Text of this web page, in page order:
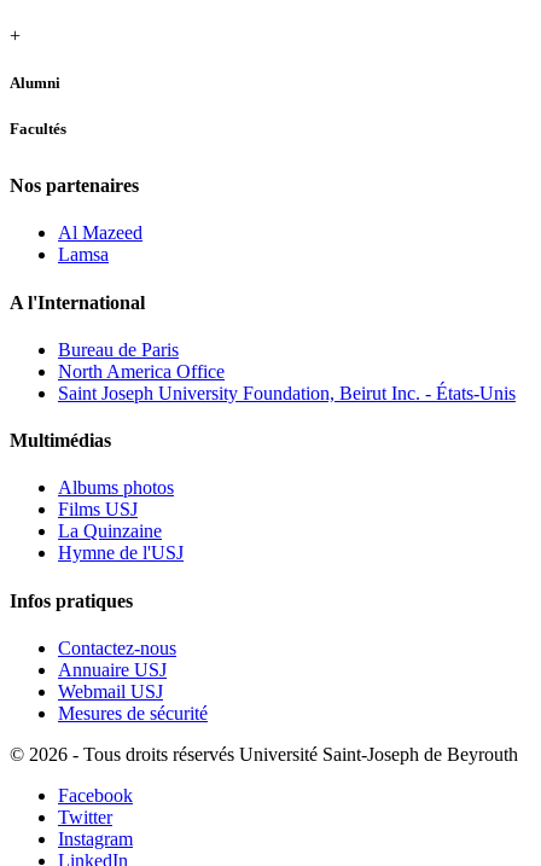
+
Alumni
Facultés
Nos partenaires
Al Mazeed
Lamsa
A l'International
Bureau de Paris
North America Office
Saint Joseph University Foundation, Beirut Inc. - États-Unis
Multimédias
Albums photos
Films USJ
La Quinzaine
Hymne de l'USJ
Infos pratiques
Contactez-nous
Annuaire USJ
Webmail USJ
Mesures de sécurité
© 2026 - Tous droits réservés Université Saint-Joseph de Beyrouth
Facebook
Twitter
Instagram
LinkedIn